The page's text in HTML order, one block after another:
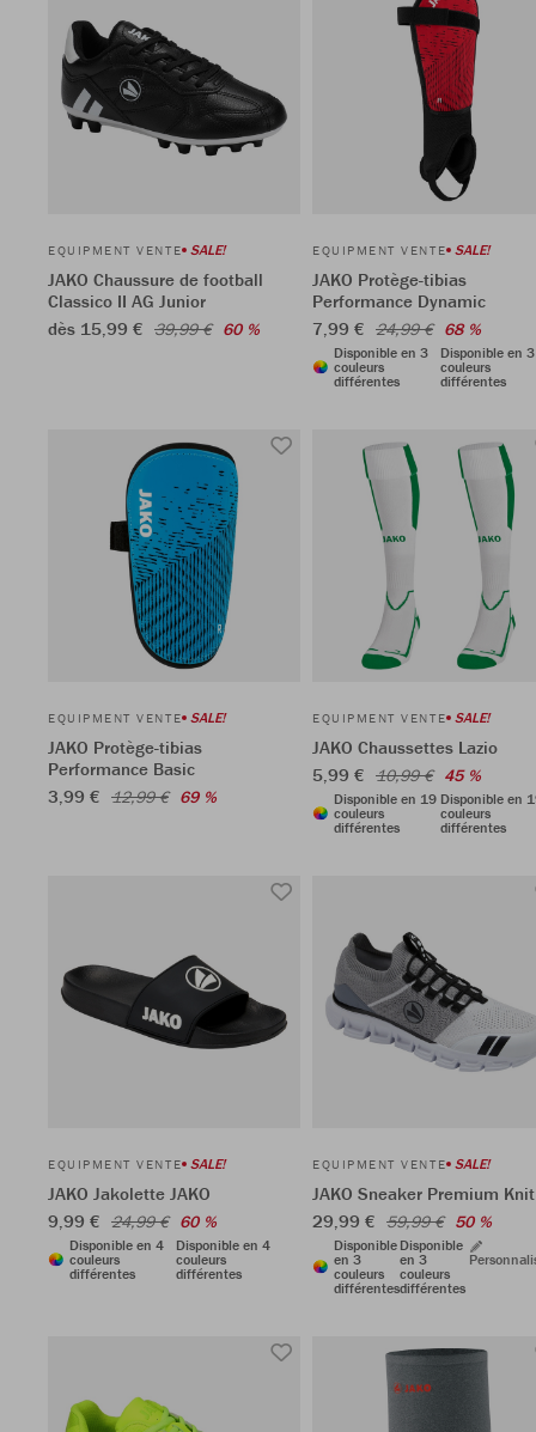
EQUIPMENT VENTE SALE!
JAKO Chaussure de football
Classico II AG Junior
dès 15,99 € 39,99 € 60 %
EQUIPMENT VENTE SALE!
JAKO Protège-tibias
Performance Dynamic
7,99 € 24,99 € 68 %
Disponible en 3
couleurs
différentes
Disponible en 3
couleurs
différentes
EQUIPMENT VENTE SALE!
JAKO Protège-tibias
Performance Basic
3,99 € 12,99 € 69 %
EQUIPMENT VENTE SALE!
JAKO Chaussettes Lazio
5,99 € 10,99 € 45 %
Disponible en 19
couleurs
différentes
Disponible en
couleurs
différentes
EQUIPMENT VENTE SALE!
JAKO Jakolette JAKO
9,99 € 24,99 € 60 %
Disponible en 4
couleurs
différentes
Disponible en 4
couleurs
différentes
EQUIPMENT VENTE SALE!
JAKO Sneaker Premium Knit
29,99 € 59,99 € 50 %
Disponible
en 3
couleurs
différentes
Disponible
en 3
couleurs
différentes